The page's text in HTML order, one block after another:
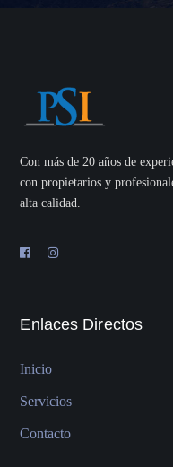
Con más de 20 años de
con propietarios y
alta calidad.
Enlaces Directos
Inicio
Servicios
Contacto